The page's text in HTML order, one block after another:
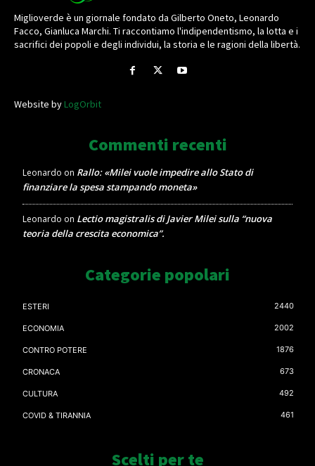
Miglioverde è un giornale fondato da Gilberto Oneto, Leonardo
Facco, Gianluca Marchi. Ti raccontiamo l'indipendentismo, la lotta e i
sacrifici dei popoli e degli individui, la storia e le ragioni della libertà.
Website byLogOrbit
Commenti recenti
Leonardo on Rallo: «Milei vuole impedire allo Stato di
finanziare la spesa stampando moneta»
Leonardo on Lectio magistralis di Javier Milei sulla “nuova
teoria della crescita economica”.
Categorie popolari
ESTERI 2440
ECONOMIA 2002
CONTRO POTERE 1876
CRONACA 673
CULTURA 492
COVID & TIRANNIA 461
Scelti per te